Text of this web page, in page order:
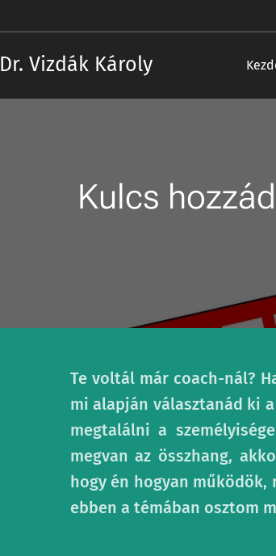
Dr. Vizdák Károly
Kulcs
Te voltál már coach-nál?
mi alapján választanád ki
megtalálni a
megvan az összhang,
hogy én hogyan működök,
ebben a témában osztom